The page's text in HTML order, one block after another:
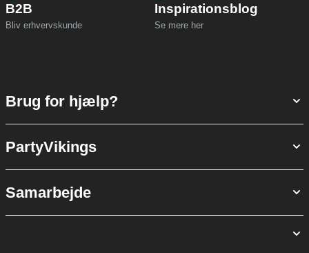
B2B
Bliv erhvervskunde
Inspirationsblog
Se mere her
Brug for hjælp?
PartyVikings
Samarbejde